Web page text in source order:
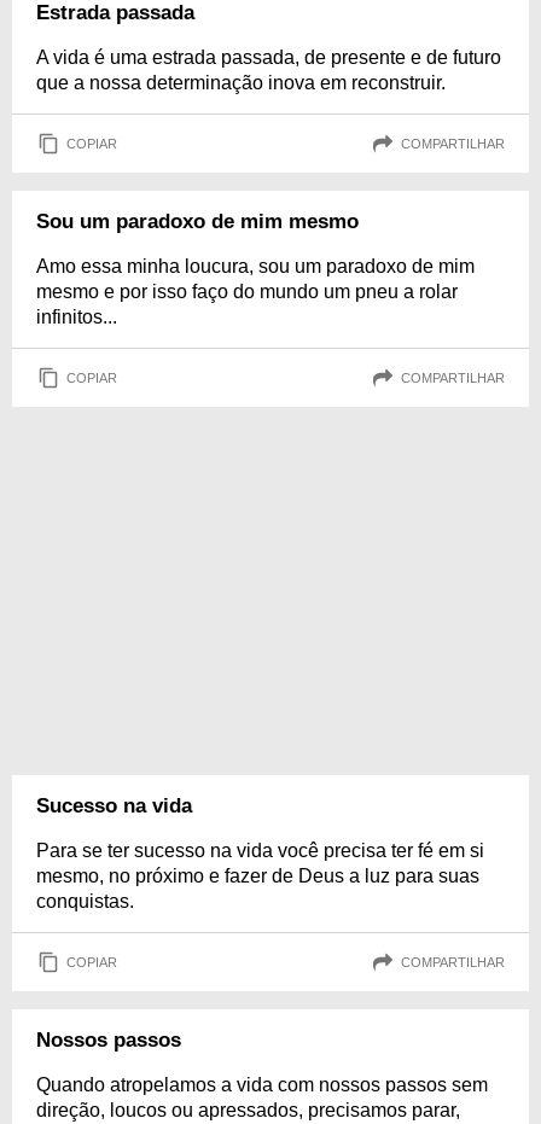
Estrada passada
A vida é uma estrada passada, de presente e de futuro
que a nossa determinação inova em reconstruir.
COPIAR COMPARTILHAR
Sou um paradoxo de mim mesmo
Amo essa minha loucura, sou um paradoxo de mim
mesmo e por isso faço do mundo um pneu a rolar
infinitos...
COPIAR COMPARTILHAR
Sucesso na vida
Para se ter sucesso na vida você precisa ter fé em si
mesmo, no próximo e fazer de Deus a luz para suas
conquistas.
COPIAR COMPARTILHAR
Nossos passos
Quando atropelamos a vida com nossos passos sem
direção, loucos ou apressados, precisamos parar,